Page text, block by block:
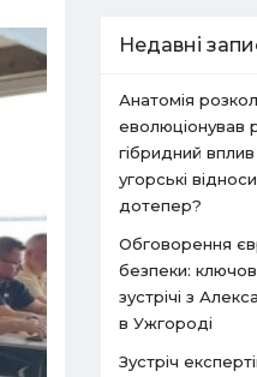
Недавні
Анатомія
еволюціонував
гібридний
угорські
дотепер?
Обговорення
безпеки:
зустрічі з
в Ужгороді
Зустріч